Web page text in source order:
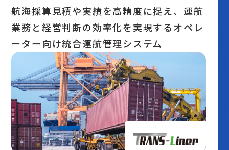
航海採算見積や実績を高精度に捉え、運航
業務と経営判断の効率化を実現するオペレ
ーター向け統合運航管理システム